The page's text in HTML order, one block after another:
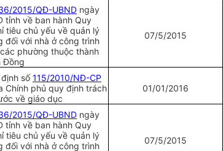
2015/QĐ-UBND ngày
tỉnh về ban hành Quy
tiêu chủ yếu về quản lý
đối với nhà ở công trình
phường thuộc thành
Đồng
07/5/2015
số115/2010/NĐ-CP
Chính phủ quy định trách
về giáo dục
01/01/2016
2015/QĐ-UBND ngày
tỉnh về ban hành Quy
tiêu chủ yếu về quản lý
đối với nhà ở công trình
07/5/2015